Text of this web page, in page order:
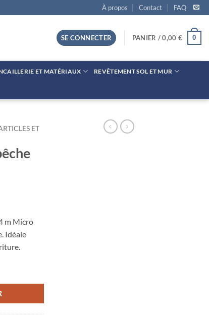
À propos Contact FAQ
SE CONNECTER PANIER /0,00 € 0
ET MATÉRIAUX REVÊTEMENT SOL ET MUR
ET
m Micro
Idéale